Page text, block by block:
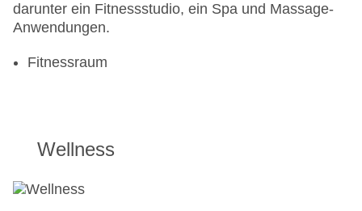
darunter ein Fitnessstudio, ein Spa und Massage-
Anwendungen.
Fitnessraum
Wellness